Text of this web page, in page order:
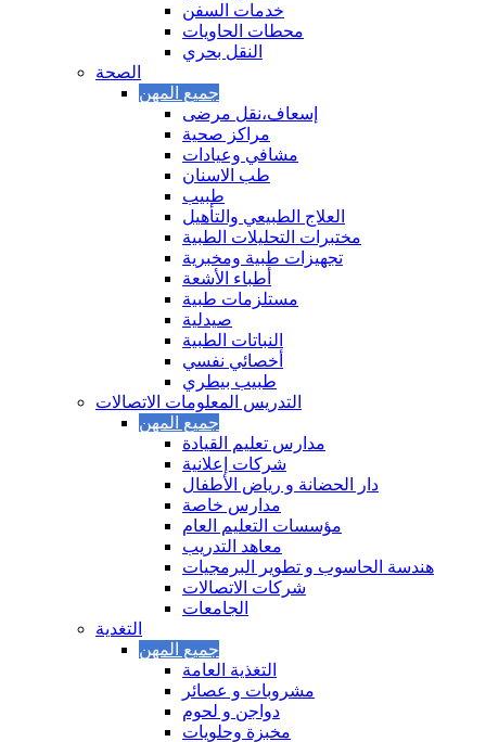
خدمات السفن
محطات الحاويات
النقل بحري
الصحة
إسعاف،نقل مرضى
مراكز صحية
مشافي وعيادات
طب الاسنان
طبيب
العلاج الطبيعي والتأهيل
مختبرات التحليلات الطبية
تجهيزات طبية ومخبرية
أطباء الأشعة
مستلزمات طبية
صيدلية
النباتات الطبية
أخصائي نفسي
طبيب بيطري
التدريس المعلومات الاتصالات
مدارس تعليم القيادة
شركات إعلانية
دار الحضانة و رياض الأطفال
مدارس خاصة
مؤسسات التعليم العام
معاهد التدريب
هندسة الحاسوب و تطوير البرمجيات
شركات الاتصالات
الجامعات
التغدية
التغذية العامة
مشروبات و عصائر
دواجن و لحوم
مخبزة وحلويات